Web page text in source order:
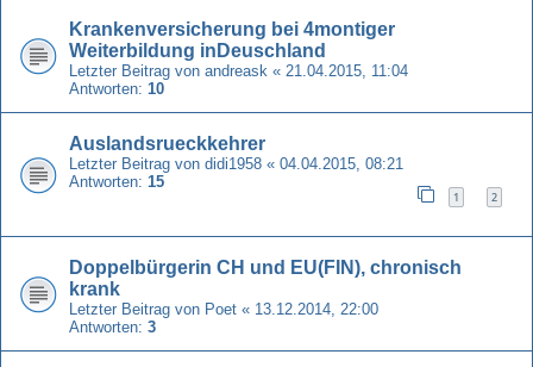
Krankenversicherung bei 4montiger
Weiterbildung inDeuschland
Letzter Beitrag von andreask « 21.04.2015, 11:04
Antworten: 10
Auslandsrueckkehrer
Letzter Beitrag von didi1958 « 04.04.2015, 08:21
Antworten: 15
1 2
Doppelbürgerin CH und EU(FIN), chronisch
krank
Letzter Beitrag von Poet « 13.12.2014, 22:00
Antworten: 3